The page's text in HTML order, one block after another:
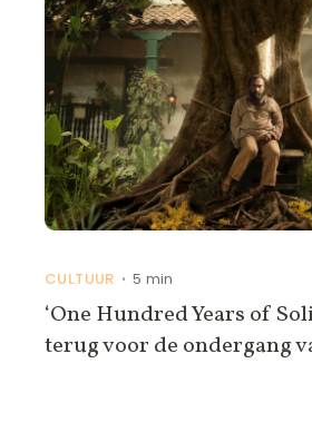
CULTUUR • 5 min
‘One Hundred Years of
terug voor de ondergang